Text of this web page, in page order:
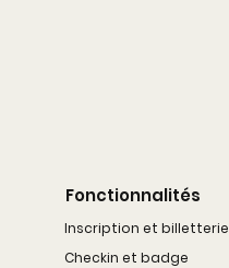
Fonctionnalités
Inscription et billetterie
Checkin et badge